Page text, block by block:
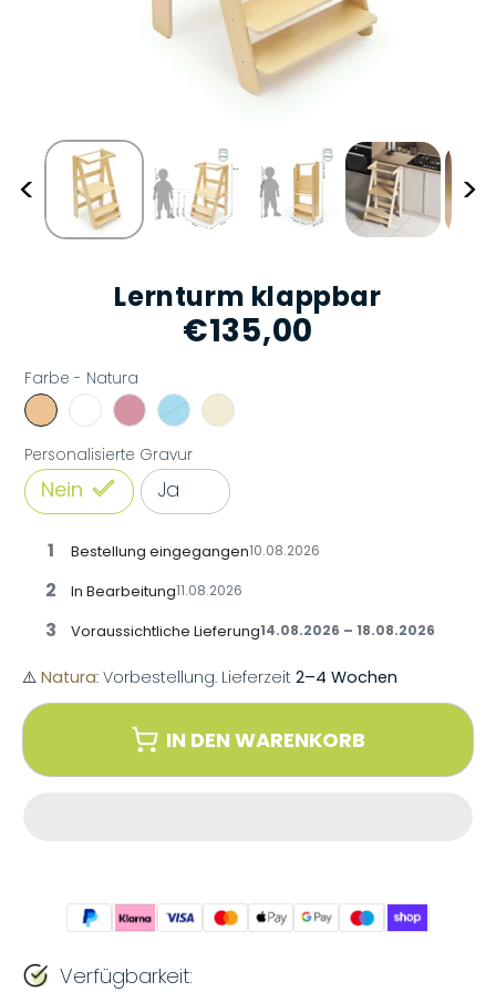
< >
Lernturm klappbar
€135,00
Farbe - Natura
Personalisierte Gravur
Nein Ja
1 Bestellung eingegangen10.08.2026
2 In Bearbeitung11.08.2026
3 Voraussichtliche Lieferung14.08.2026 – 18.08.2026
⚠️ Natura: Vorbestellung. Lieferzeit 2–4 Wochen
IN DEN WARENKORB
Verfügbarkeit: